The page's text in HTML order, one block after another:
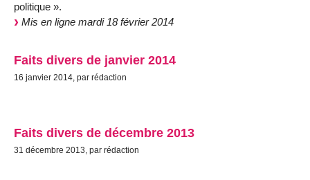
politique ».
Mis en ligne mardi 18 février 2014
Faits divers de janvier 2014
16 janvier 2014, par rédaction
Faits divers de décembre 2013
31 décembre 2013, par rédaction